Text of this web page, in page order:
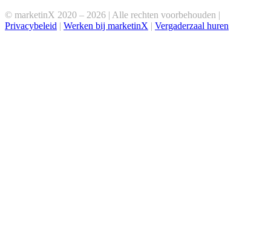
© marketinX 2020 – 2026 | Alle rechten voorbehouden |
Privacybeleid | Werken bij marketinX | Vergaderzaal huren